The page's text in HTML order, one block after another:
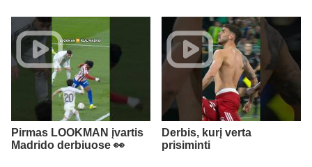
Pirmas LOOKMAN įvartis
Madrido derbiuose 👀
Derbis, kurį verta
prisiminti